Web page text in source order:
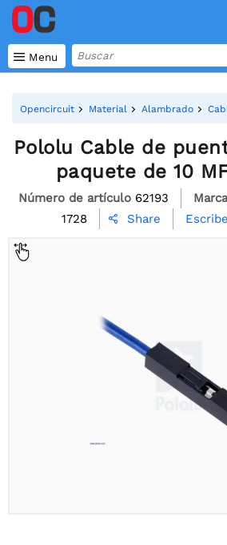
 Menu
Opencircuit Material Alambrado
Pololu Cable de
paquete de 10
Número de artículo 62193 Marca
1728
 Share